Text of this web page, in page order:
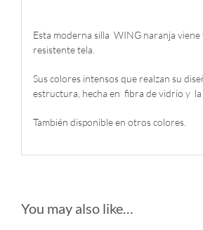
Esta moderna silla WING naranja viene
resistente tela.
Sus colores intensos que realzan su
estructura, hecha en fibra de vidrio y la
También disponible en otros colores.
You may also like…